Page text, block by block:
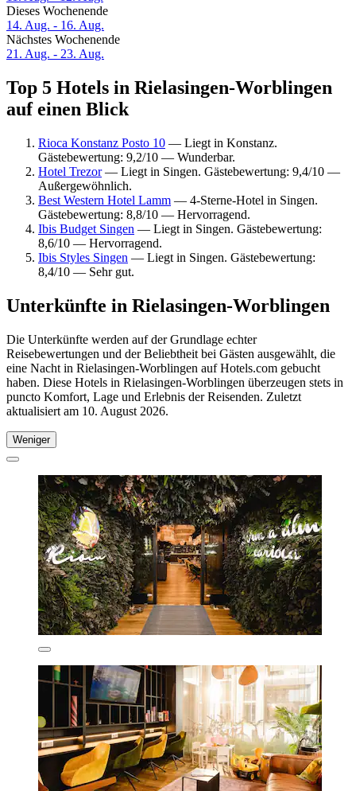
Dieses Wochenende
14. Aug. - 16. Aug.
Nächstes Wochenende
21. Aug. - 23. Aug.
Top 5 Hotels in Rielasingen-Worblingen
auf einen Blick
Rioca Konstanz Posto 10 — Liegt in Konstanz.
Gästebewertung: 9,2/10 — Wunderbar.
Hotel Trezor— Liegt in Singen. Gästebewertung: 9,4/10 —
Außergewöhnlich.
Best Western Hotel Lamm — 4-Sterne-Hotel in Singen.
Gästebewertung: 8,8/10 — Hervorragend.
Ibis Budget Singen — Liegt in Singen. Gästebewertung:
8,6/10 — Hervorragend.
Ibis Styles Singen — Liegt in Singen. Gästebewertung:
8,4/10 — Sehr gut.
Unterkünfte in Rielasingen-Worblingen
Die Unterkünfte werden auf der Grundlage echter
Reisebewertungen und der Beliebtheit bei Gästen ausgewählt, die
eine Nacht in Rielasingen-Worblingen auf Hotels.com gebucht
haben. Diese Hotels in Rielasingen-Worblingen überzeugen stets in
puncto Komfort, Lage und Erlebnis der Reisenden. Zuletzt
aktualisiert am 10. August 2026.
Weniger